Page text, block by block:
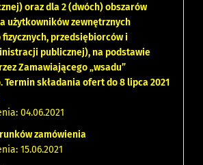
oraz dla 2 (dwóch) obszarów
użytkowników zewnętrznych
przedsiębiorców i
publicznej), na podstawie
Zamawiającego „wsadu”
Termin składania ofert do 8 lipca 2021
04.06.2021
zamówienia
15.06.2021